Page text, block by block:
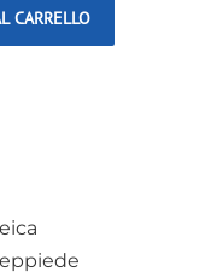
CARRELLO